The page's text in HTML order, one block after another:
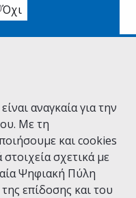
αναγκαία για την
Με τη
και cookies
σχετικά με
Ψηφιακή Πύλη
επίδοσης και του
Όχι
Ψηφιακής